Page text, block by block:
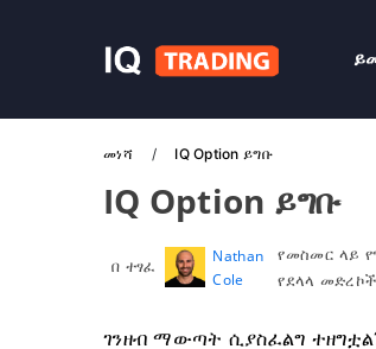
መነሻ IQ Option ይግቡ
IQ Option ይግቡ
በ ተፃፈ
Nathan
Cole
የመስመር ላይ
የደላላ
ገንዘብ ማውጣት ሲያስፈልግ